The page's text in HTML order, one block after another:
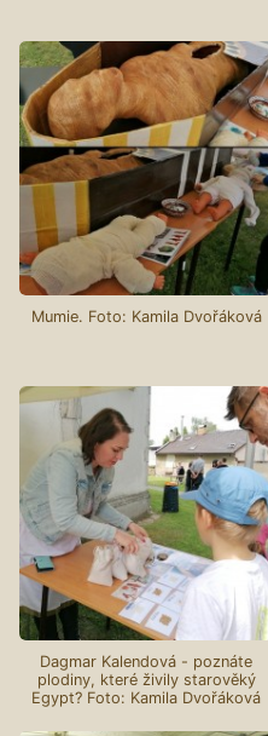
Mumie. Foto: Kamila Dvořáková
Dagmar Kalendová - poznáte
plodiny, které živily starověký
Egypt? Foto: Kamila Dvořáková